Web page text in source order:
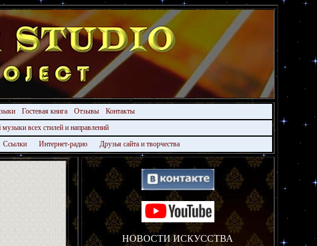
Гостевая книга Отзывы
Контакты
всех стилей и направлений
Ссылки Интернет-радио Друзья сайта и творчества
НОВОСТИ ИСКУССТВА